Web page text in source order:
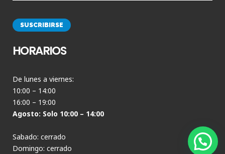
HORARIOS
De lunes a viernes:
10:00 – 14:00
16:00 – 19:00
Agosto: Solo 10:00 – 14:00
Sabado: cerrado
Domingo: cerrado